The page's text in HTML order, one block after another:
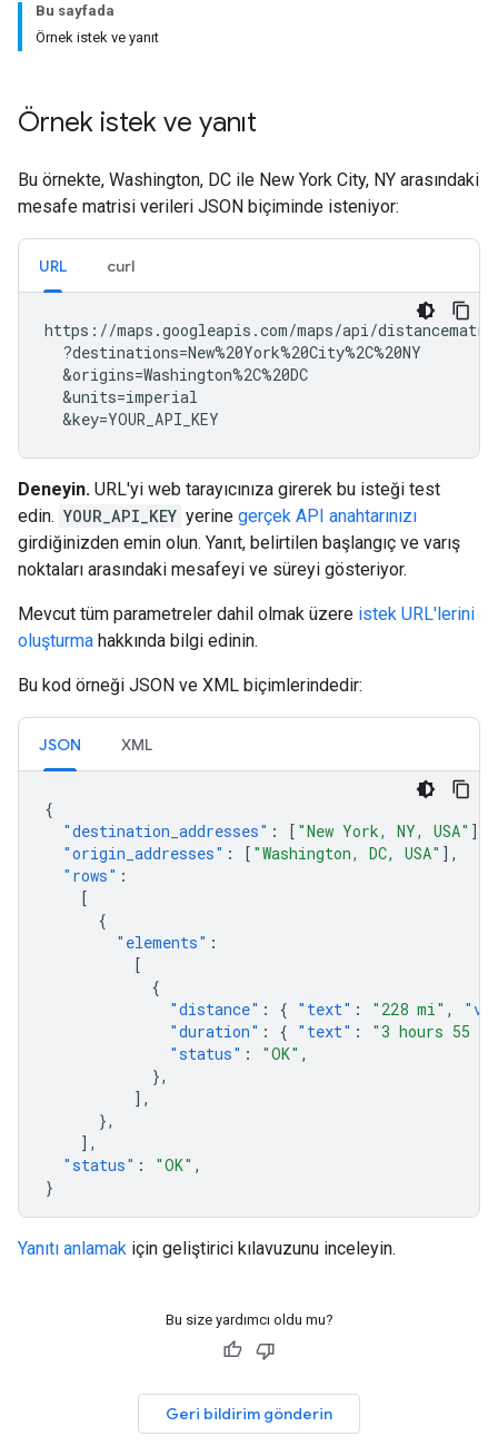
Bu sayfada
Örnek istek ve yanıt
Örnek istek ve yanıt
Bu örnekte, Washington, DC ile New York City, NY arasındaki
mesafe matrisi verileri JSON biçiminde isteniyor:
URL curl
https://maps.googleapis.com/maps/api/
  ?destinations=New%20York%20City%2C%20NY
  &origins=Washington%2C%20DC
  &units=imperial
  &key=YOUR_API_KEY
Deneyin. URL'yi web tarayıcınıza girerek bu isteği test
edin. YOUR_API_KEY yerine gerçek API anahtarınızı
girdiğinizden emin olun. Yanıt, belirtilen başlangıç ve varış
noktaları arasındaki mesafeyi ve süreyi gösteriyor.
Mevcut tüm parametreler dahil olmak üzere istek URL'lerini
oluşturma hakkında bilgi edinin.
Bu kod örneği JSON ve XML biçimlerindedir:
JSON XML
{
"destination_addresses" : [ "New York, NY, USA" ],
"origin_addresses" : [ "Washington, DC, USA" ],
"rows" :
[
{
"elements" :
[
{
"distance" : { "text" : "228 mi" ,
"duration" : { "text" :
"3 hours 55
"status" : "OK" ,
},
],
},
],
"status" : "OK" ,
}
Yanıtı anlamak için geliştirici kılavuzunu inceleyin.
Bu size yardımcı oldu mu?
Geri bildirim gönderin